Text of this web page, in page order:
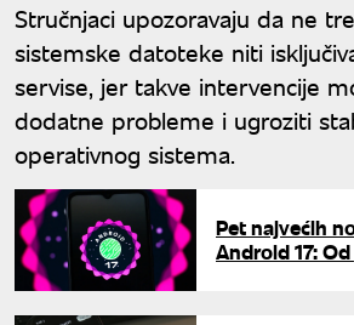
Stručnjaci upozoravaju da ne
sistemske datoteke niti
servise, jer takve intervencije
dodatne probleme i ugroziti
operativnog sistema.
Pet najvećih
Android 17: